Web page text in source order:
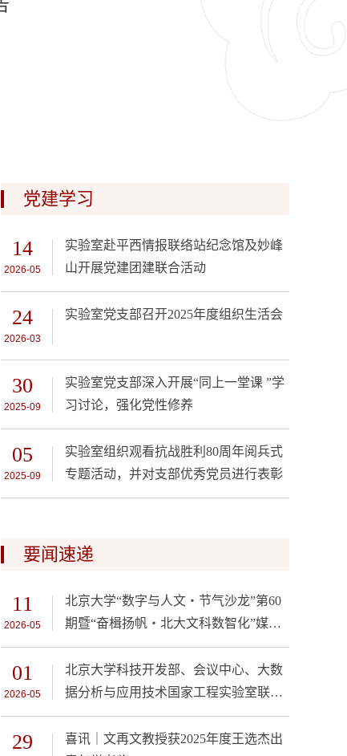
党建学习
14
2026-05
实验室赴平西情报联络站纪念馆及妙峰
山开展党建团建联合活动
24
2026-03
实验室党支部召开2025年度组织生活会
30
2025-09
实验室党支部深入开展“同上一堂课 ”学
习讨论，强化党性修养
05
2025-09
实验室组织观看抗战胜利80周年阅兵式
专题活动，并对支部优秀党员进行表彰
要闻速递
11
2026-05
北京大学“数字与人文・节气沙龙”第60
期暨“奋楫扬帆・北大文科数智化”媒体
交流会举行
01
2026-05
北京大学科技开发部、会议中心、大数
据分析与应用技术国家工程实验室联合
开展主题党日活动
29
喜讯｜文再文教授获2025年度王选杰出